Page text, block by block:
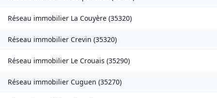
Réseau immobilier La Couyère (35320)
Réseau immobilier Crevin (35320)
Réseau immobilier Le Crouais (35290)
Réseau immobilier Cuguen (35270)